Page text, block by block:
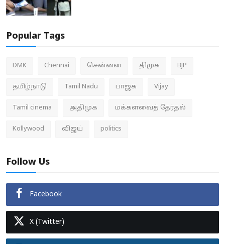
Popular Tags
DMK Chennai சென்னை திமுக BJP
தமிழ்நாடு Tamil Nadu பாஜக Vijay
Tamil cinema அதிமுக மக்களவைத் தேர்தல்
Kollywood விஜய் politics
Follow Us
Facebook
X (Twitter)